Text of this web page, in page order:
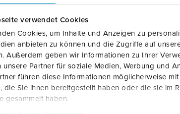
verwendet Cookies
Cookies, um Inhalte und Anzeigen zu
anbieten zu können und die Zugriffe auf
Außerdem geben wir Informationen zu Ihrer
unsere Partner für soziale Medien, Werbung und
führen diese Informationen möglicherweise
die Sie ihnen bereitgestellt haben oder die sie im
gesammelt haben.
software voor intelligente MENNEKES load
statisch en dynamisch worden
Professional en het AMEDIO® laadstation
van EV laden. Dankzij het optioneel
laadsysteem worden gebruikt met verschillende